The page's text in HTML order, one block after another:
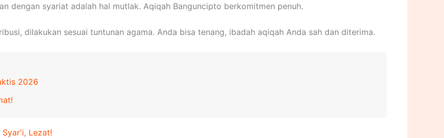
dengan syariat adalah hal mutlak. Aqiqah Banguncipto berkomitmen penuh.
dilakukan sesuai tuntunan agama. Anda bisa tenang, ibadah aqiqah Anda sah dan diterima.
2026
Lezat!